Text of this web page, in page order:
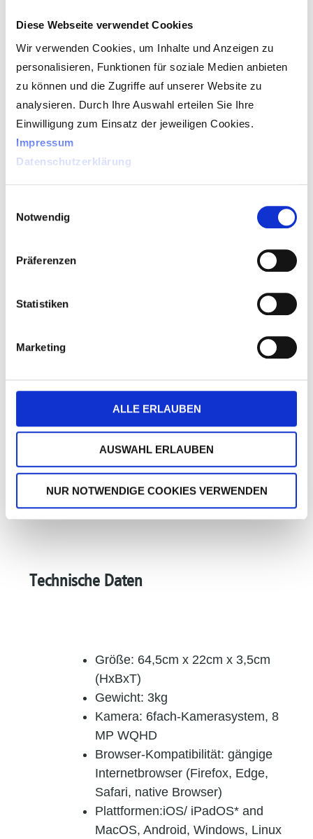
Diese Webseite verwendet Cookies
Wir verwenden Cookies, um Inhalte und Anzeigen zu
personalisieren, Funktionen für soziale Medien anbieten
zu können und die Zugriffe auf unserer Website zu
analysieren. Durch Ihre Auswahl erteilen Sie Ihre
Einwilligung zum Einsatz der jeweiligen Cookies.
Impressum
Datenschutzerklärung
Notwendig
Präferenzen
Statistiken
Marketing
ALLE ERLAUBEN
AUSWAHL ERLAUBEN
NUR NOTWENDIGE COOKIES VERWENDEN
perfekte Integration in neue oder bereits
bestehende Ladenkonzepte. Dezent und
edel fügt sich das Spiegelsystem ganz
selbstverständlich in Ihr Ladeninterieur
ein. Denn Ihre Kunden nehmen Spiegel
im Optikerfachgeschäft ganz
selbstverständlich wahr. Der visuReal
beste Beratung für ein maximales
Technische Daten
Größe: 64,5cm x 22cm x 3,5cm
(HxBxT)
Gewicht: 3kg
Kamera: 6fach-Kamerasystem, 8
MP WQHD
Browser-Kompatibilität: gängige
Internetbrowser (Firefox, Edge,
Safari, native Browser)
Plattformen:iOS/ iPadOS* and
MacOS, Android, Windows, Linux